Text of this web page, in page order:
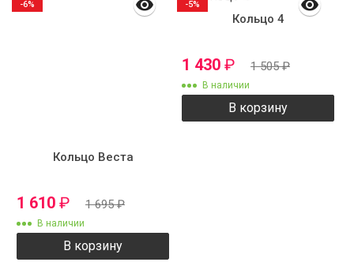
Кольцо Веста
1 610 ₽ 1 695₽
В наличии
В корзину
-6%
Кольцо 4
1 430 ₽ 1 505₽
В наличии
В корзину
-5%